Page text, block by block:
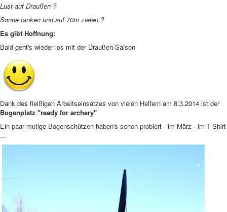
Lust auf Draußen ?
Sonne tanken und auf 70m zielen ?
Es gibt Hoffnung:
Bald geht's wieder los mit der Draußen-Saison
Dank des fleißigen Arbeitseinsatzes von vielen Helfern am 8.3.2014 ist der
Bogenplatz "ready for archery"
Ein paar mutige Bogenschützen haben's schon probiert - im März - im T-Shirt
...